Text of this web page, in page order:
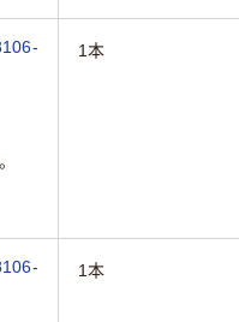
1本
1本